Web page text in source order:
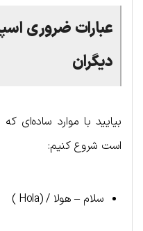
عبارات ضروری
دیگران
بیایید با موارد ساده‌ای که
است شروع کنیم:
سلام – هولا / (Hola )